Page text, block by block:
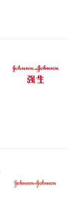
线治疗！
疗骨髓瘤3期临床成功